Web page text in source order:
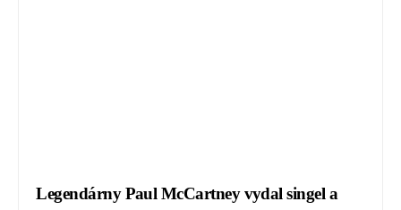
Legendárny Paul McCartney vydal singel a